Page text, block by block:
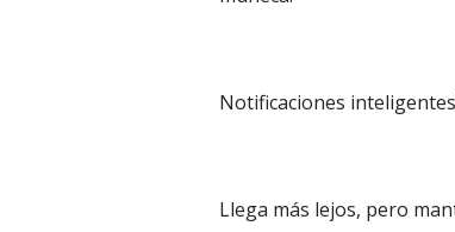
Notificaciones inteligentes
Llega más lejos, pero